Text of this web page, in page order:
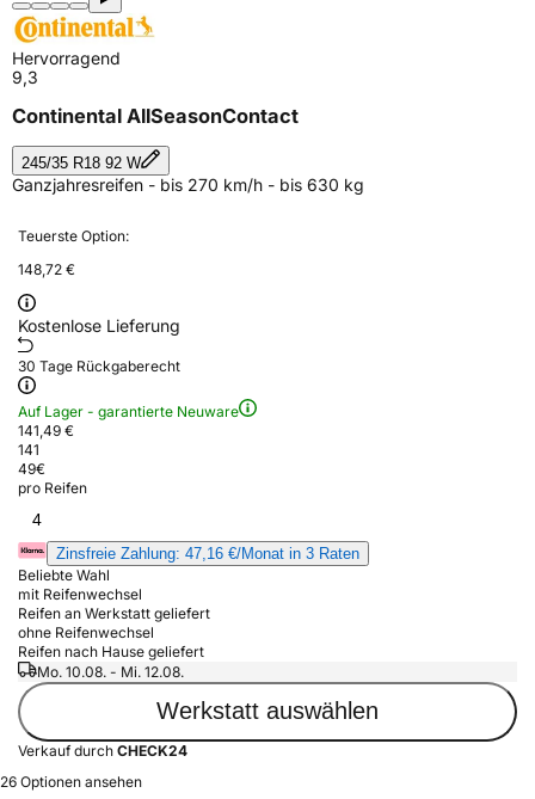
Hervorragend
9,3
Continental AllSeasonContact
245/35 R18 92 W
Ganzjahresreifen - bis 270 km/h - bis 630 kg
Teuerste Option:
148,72 €
Kostenlose Lieferung
30 Tage Rückgaberecht
Auf Lager - garantierte Neuware
141,49 €
141
49€
pro Reifen
4
Zinsfreie Zahlung: 47,16 €/Monat in 3 Raten
Beliebte Wahl
mit Reifenwechsel
Reifen an Werkstatt geliefert
ohne Reifenwechsel
Reifen nach Hause geliefert
Mo. 10.08. - Mi. 12.08.
Werkstatt auswählen
Verkauf durch CHECK24
26 Optionen ansehen